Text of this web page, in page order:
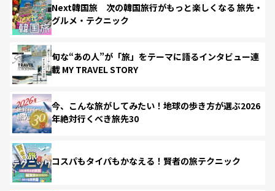
Next韓国旅 次の韓国旅行がもっと楽しくなる 旅先・
グルメ・テクニック
旬な“あの人”が「旅」をテーマに語るインタビュー連
載 MY TRAVEL STORY
今、こんな旅がしてみたい！地球の歩き方が選ぶ2026
年絶対行くべき旅先30
コスパもタイパもかなえる！賢者の旅テクニック